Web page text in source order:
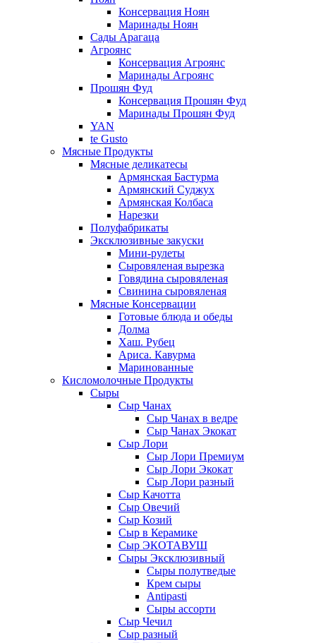
Консервация Ноян
Маринады Ноян
Сады Арагаца
Агроянс
Консервация Агроянс
Маринады Агроянс
Прошян Фуд
Консервация Прошян Фуд
Маринады Прошян Фуд
YAN
te Gusto
Мясные Продукты
Мясные деликатесы
Армянская Бастурма
Армянский Суджух
Армянская Колбаса
Нарезки
Полуфабрикаты
Эксклюзивные закуски
Мини-рулеты
Сыровяленая вырезка
Говядина сыровяленая
Свинина сыровяленая
Мясные Консервации
Готовые блюда и обеды
Долма
Хаш. Рубец
Ариса. Кавурма
Маринованные
Кисломолочные Продукты
Сыры
Сыр Чанах
Сыр Чанах в ведре
Сыр Чанах Экокат
Сыр Лори
Сыр Лори Премиум
Сыр Лори Экокат
Сыр Лори разный
Сыр Качотта
Сыр Овечий
Сыр Козий
Сыр в Керамике
Сыр ЭКОТАВУШ
Сыры Эксклюзивный
Сыры полутведые
Крем сыры
Antipasti
Сыры ассорти
Сыр Чечил
Сыр разный